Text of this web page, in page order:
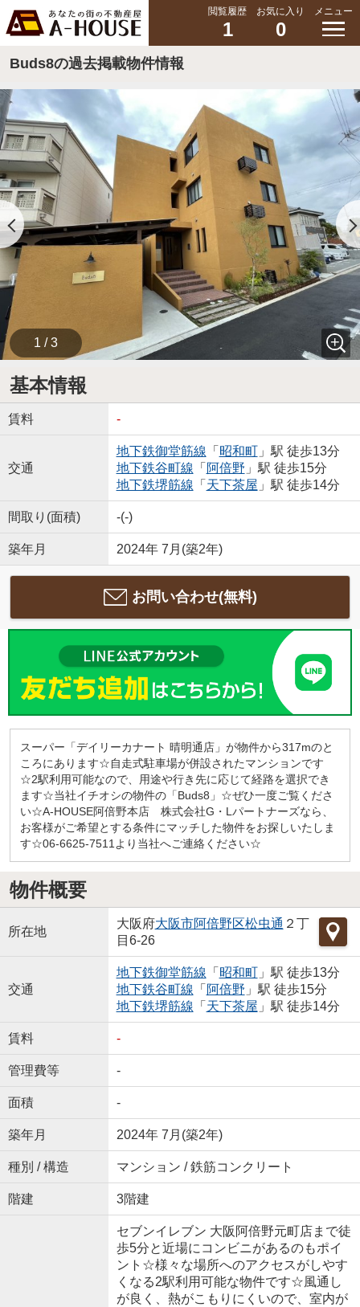
閲覧履歴
1
お気に入り
0
メニュー
Buds8の過去掲載物件情報
1 / 3
基本情報
賃料 -
交通
地下鉄御堂筋線 「 昭和町」駅 徒歩13分
地下鉄谷町線 「 阿倍野 」駅 徒歩15分
地下鉄堺筋線 「 天下茶屋 」駅 徒歩14分
間取り(面積) -(-)
築年月 2024年 7月(築2年)
お問い合わせ(無料)
スーパー「デイリーカナート 晴明通店」が物件から317mのと
ころにあります☆自走式駐車場が併設されたマンションです
☆2駅利用可能なので、用途や行き先に応じて経路を選択でき
ます☆当社イチオシの物件の「Buds8」☆ぜひ一度ご覧くださ
い☆A-HOUSE阿倍野本店 株式会社G・Lパートナーズなら、
お客様がご希望とする条件にマッチした物件をお探しいたしま
す☆06-6625-7511より当社へご連絡ください☆
物件概要
所在地
大阪府大阪市阿倍野区松虫通 ２丁
目6-26
交通
地下鉄御堂筋線 「 昭和町」駅 徒歩13分
地下鉄谷町線 「 阿倍野 」駅 徒歩15分
地下鉄堺筋線 「 天下茶屋 」駅 徒歩14分
賃料 -
管理費等 -
面積 -
築年月 2024年 7月(築2年)
種別 / 構造 マンション / 鉄筋コンクリート
階建 3階建
セブンイレブン 大阪阿倍野元町店まで徒
歩5分と近場にコンビニがあるのもポイ
ント☆様々な場所へのアクセスがしやす
くなる2駅利用可能な物件です☆風通し
が良く、熱がこもりにくいので、室内が